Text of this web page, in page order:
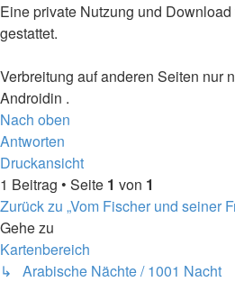
Eine private Nutzung und
gestattet.
Verbreitung auf anderen Seiten nur
Androidin .
Nach oben
Antworten
Druckansicht
1 Beitrag • Seite 1 von 1
Zurück zu „Vom Fischer und seiner
Gehe zu
Kartenbereich
↳ Arabische Nächte / 1001 Nacht